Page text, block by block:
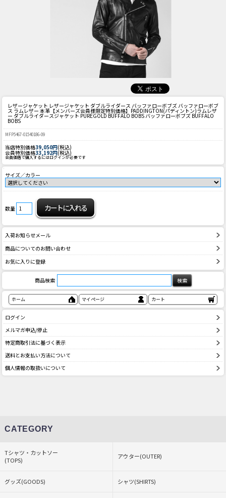
レザージャケット レザージャケット ダブルライダース バッファローボブズ バッファローボブ
ス ラムレザー 本革 【メンバーズ会員様限定特別価格】PADDINGTON(パディントン)ラムレザ
ー ダブルライダースジャケット PUREGOLD BUFFALO BOBS バッファローボブズ BUFFALO
BOBS
MFP5467-01540186-09
当店特別価格39,050円(税込)
会員特別価格33,192円(税込)
会員価格で購入するにはログインが必要です
サイズ／カラー
数量
入荷お知らせメール
商品についてのお問い合わせ
お気に入りに登録
商品検索
ホーム マイページ カート
ログイン
メルマガ申込/停止
特定商取引法に基づく表示
送料とお支払い方法について
個人情報の取扱いについて
CATEGORY
Tシャツ・カットソー
(TOPS)
アウター(OUTER)
グッズ(GOODS) シャツ(SHIRTS)